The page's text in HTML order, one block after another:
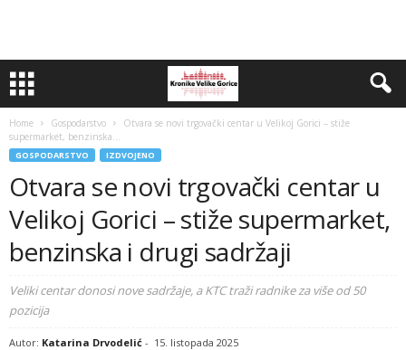
Home Gospodarstvo
Otvara se novi trgovački centar u Velikoj Gorici – stiže
supermarket, benzinska...
GOSPODARSTVO IZDVOJENO
Otvara se novi trgovački centar u
Velikoj Gorici – stiže supermarket,
benzinska i drugi sadržaji
Veliki centar donosi nove sadržaje, a KTC traži radnike za više od 50
pozicija
Autor: Katarina Drvodelić - 15. listopada 2025